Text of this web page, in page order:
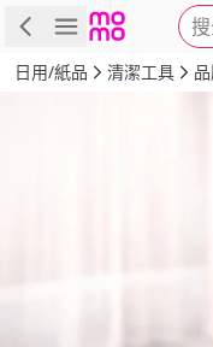
商品 評
日用/紙品 清潔工具